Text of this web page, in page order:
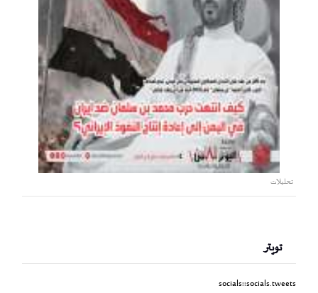
تحليلات
تويتر
socials::socials.tweets